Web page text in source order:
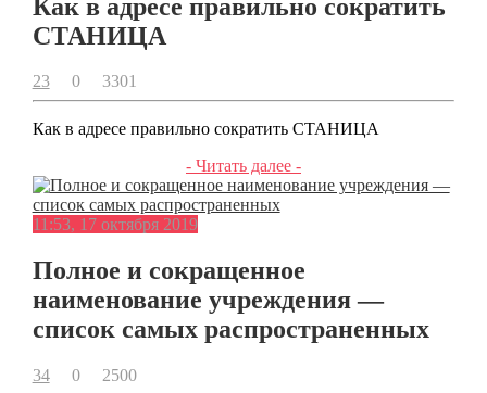
Как в адресе правильно сократить
СТАНИЦА
23 0 3301
Как в адресе правильно сократить СТАНИЦА
- Читать далее -
11:53, 17 октября 2019
Полное и сокращенное
наименование учреждения —
список самых распространенных
34 0 2500